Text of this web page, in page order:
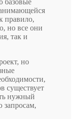
базовые
правило,
но все они
так и
но
существует
нужный
запросам,